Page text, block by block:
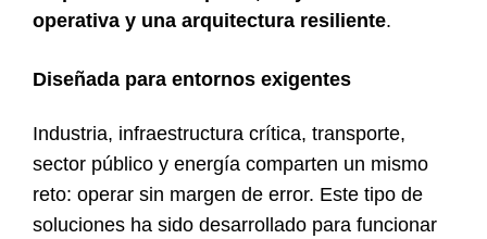
operativa y una arquitectura resiliente.
Diseñada para entornos exigentes
Industria, infraestructura crítica, transporte,
sector público y energía comparten un mismo
reto: operar sin margen de error. Este tipo de
soluciones ha sido desarrollado para funcionar